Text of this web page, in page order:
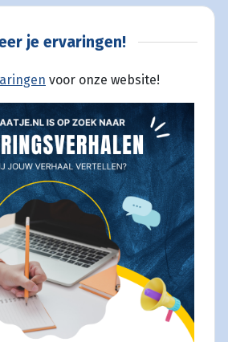
je ervaringen!
voor onze website!